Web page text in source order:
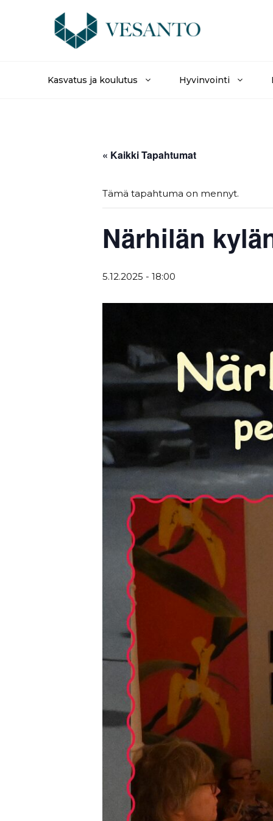
Kasvatus ja koulutus Hyvinvointi
« Kaikki Tapahtumat
Tämä tapahtuma on mennyt.
Närhilän
5.12.2025 - 18:00